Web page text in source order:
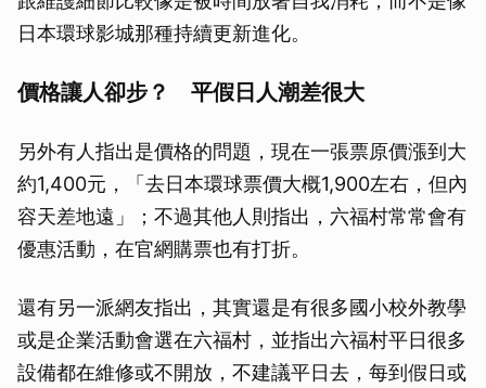
日本環球影城那種持續更新進化。
價格讓人卻步？ 平假日人潮差很大
另外有人指出是價格的問題，現在一張票原價漲到大
約1,400元，「去日本環球票價大概1,900左右，但內
容天差地遠」；不過其他人則指出，六福村常常會有
優惠活動，在官網購票也有打折。
還有另一派網友指出，其實還是有很多國小校外教學
或是企業活動會選在六福村，並指出六福村平日很多
設備都在維修或不開放，不建議平日去，每到假日或